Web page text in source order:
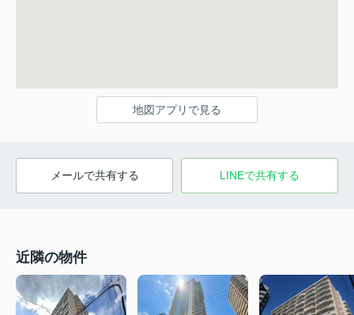
地図アプリで見る
メールで共有する LINEで共有する
近隣の物件